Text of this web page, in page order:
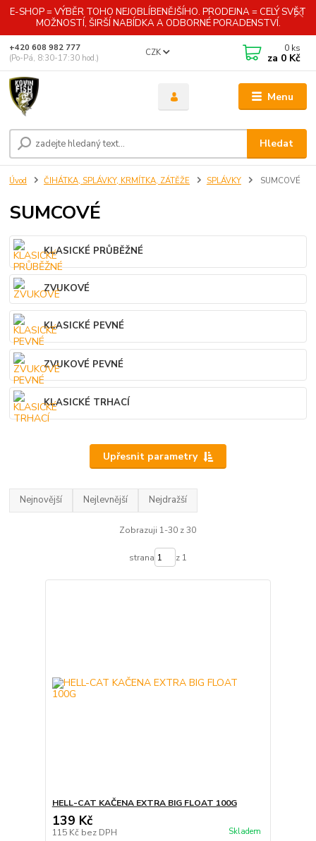
E-SHOP = VÝBĚR TOHO NEJOBLÍBENĚJŠÍHO. PRODEJNA = CELÝ SVĚT
MOŽNOSTÍ, ŠIRŠÍ NABÍDKA A ODBORNÉ PORADENSTVÍ.
Menu
CZK
Hledat
+420 608 982 777
(Po-Pá, 8:30-17:30 hod.)
0 ks
za 0 Kč
Úvod ČIHÁTKA, SPLÁVKY, KRMÍTKA, ZÁTĚŽE SPLÁVKY SUMCOVÉ
SUMCOVÉ
KLASICKÉ PRŮBĚŽNÉ
ZVUKOVÉ
KLASICKÉ PEVNÉ
ZVUKOVÉ PEVNÉ
KLASICKÉ TRHACÍ
Upřesnit parametry
Nejnovější Nejlevnější Nejdražší
Zobrazuji 1-30 z 30
strana z 1
HELL-CAT KAČENA EXTRA BIG FLOAT 100G
139 Kč
115 Kč bez DPH Skladem